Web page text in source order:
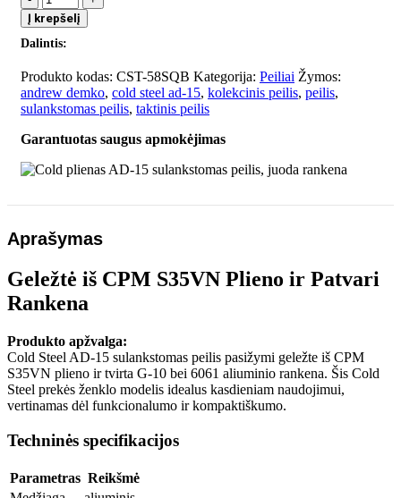
kiekis:
Cold
plienas
15
sulankstomas
peilis,
rankena
Į krepšelį
Dalintis:
Produkto kodas: CST-58SQB Kategorija: Peiliai Žymos:
andrew demko, cold steel ad-15, kolekcinis peilis, peilis,
sulankstomas peilis, taktinis peilis
Garantuotas saugus apmokėjimas
Aprašymas
Geležtė iš CPM S35VN Plieno ir Patvari
Rankena
Produkto apžvalga:
Cold Steel AD-15 sulankstomas peilis pasižymi geležte iš CPM
S35VN plieno ir tvirta G-10 bei 6061 aliuminio rankena. Šis Cold
Steel prekės ženklo modelis idealus kasdieniam naudojimui,
vertinamas dėl funkcionalumo ir kompaktiškumo.
Techninės specifikacijos
Parametras Reikšmė